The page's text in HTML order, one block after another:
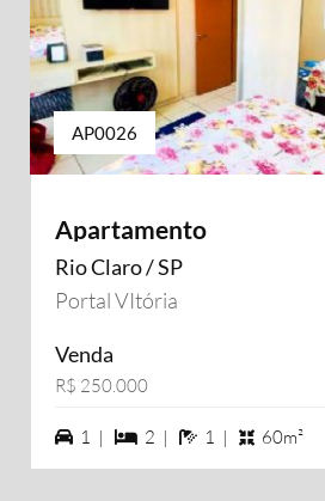
AP0026
Apartamento
Rio Claro / SP
Portal VItória
Venda
R$ 250.000
1 vagas na garagem
1 | 2 dormiórios
2 | 1 banheiros
1 | 60m²